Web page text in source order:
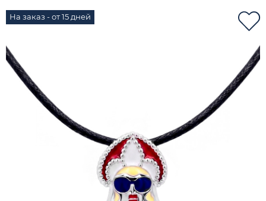
На заказ - от 15 дней